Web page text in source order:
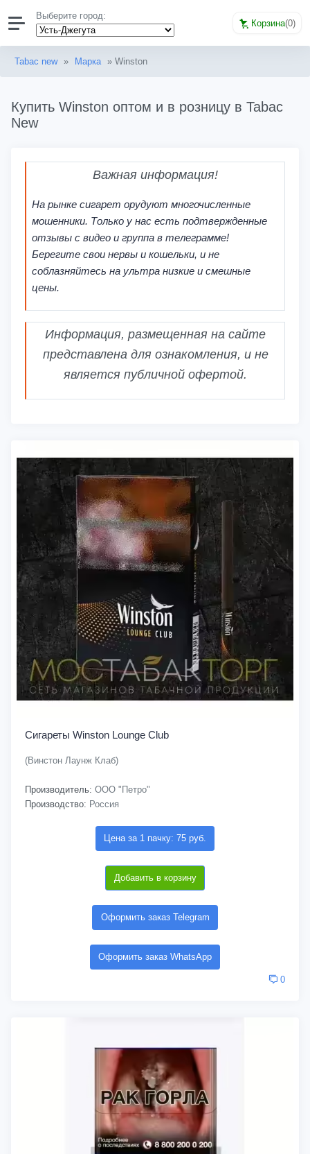
Выберите город:
Корзина(0)
Tabac new » Марка » Winston
Купить Winston оптом и в розницу в Tabac
New
Важная информация!
На рынке сигарет орудуют многочисленные
мошенники. Только у нас есть подтвержденные
отзывы с видео и группа в телеграмме!
Берегите свои нервы и кошельки, и не
соблазняйтесь на ультра низкие и смешные
цены.
Информация, размещенная на сайте
представлена для ознакомления, и не
является публичной офертой.
Сигареты Winston Lounge Club
(Винстон Лаунж Клаб)
Производитель: ООО "Петро"
Производство: Россия
Цена за 1 пачку: 75 руб.
Добавить в корзину
Оформить заказ Telegram
Оформить заказ WhatsApp
0